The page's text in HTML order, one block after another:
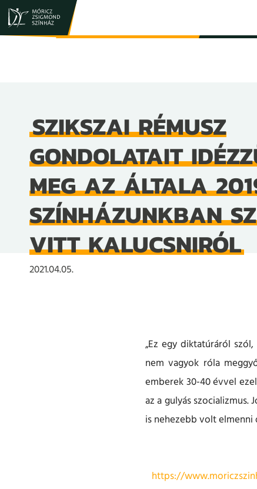
SZIKSZAI RÉMUSZ
GONDOLATAIT
MEG AZ ÁLTALA
SZÍNHÁZUNKBAN
VITT KALUCSNIRÓL
2021.04.05.
„Ez egy diktatúráról
nem vagyok róla
emberek 30-40 évvel
az a gulyás
is nehezebb volt elmenni
https://